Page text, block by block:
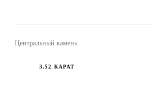
Центральный камень
3.52 КАРАТ